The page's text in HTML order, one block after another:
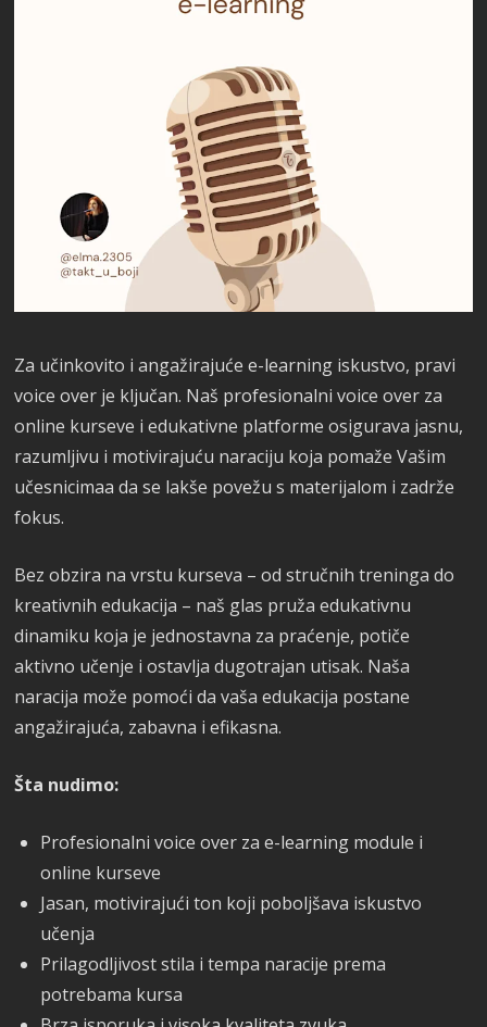
Za učinkovito i angažirajuće e-learning iskustvo, pravi
voice over je ključan. Naš profesionalni voice over za
online kurseve i edukativne platforme osigurava jasnu,
razumljivu i motivirajuću naraciju koja pomaže Vašim
učesnicimaa da se lakše povežu s materijalom i zadrže
fokus.
Bez obzira na vrstu kurseva – od stručnih treninga do
kreativnih edukacija – naš glas pruža edukativnu
dinamiku koja je jednostavna za praćenje, potiče
aktivno učenje i ostavlja dugotrajan utisak. Naša
naracija može pomoći da vaša edukacija postane
angažirajuća, zabavna i efikasna.
Šta nudimo:
Profesionalni voice over za e-learning module i
online kurseve
Jasan, motivirajući ton koji poboljšava iskustvo
učenja
Prilagodljivost stila i tempa naracije prema
potrebama kursa